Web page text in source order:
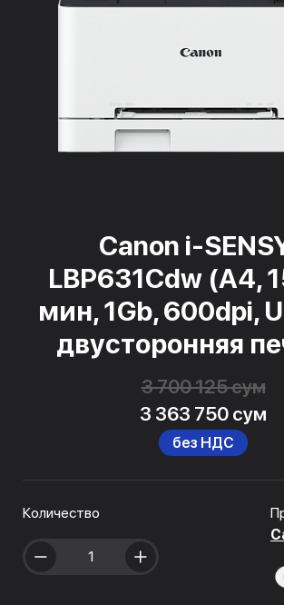
Canon i-
LBP631Cdw (A4,
мин, 1Gb, 600dpi,
двусторонняя
3 700 125 сум
3 363 750 сум
без НДС
Количество